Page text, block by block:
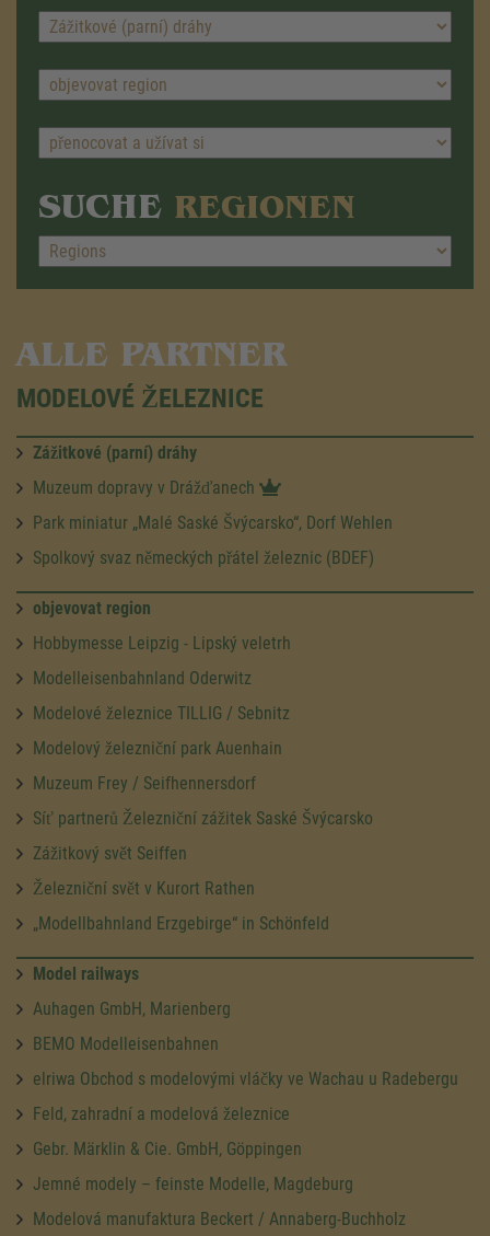
SUCHE REGIONEN
ALLE PARTNER
MODELOVÉ ŽELEZNICE
Zážitkové (parní) dráhy
Muzeum dopravy v Drážďanech
Park miniatur „Malé Saské Švýcarsko“, Dorf Wehlen
Spolkový svaz německých přátel železnic (BDEF)
objevovat region
Hobbymesse Leipzig - Lipský veletrh
Modelleisenbahnland Oderwitz
Modelové železnice TILLIG / Sebnitz
Modelový železniční park Auenhain
Muzeum Frey / Seifhennersdorf
Síť partnerů Železniční zážitek Saské Švýcarsko
Zážitkový svět Seiffen
Železniční svět v Kurort Rathen
„Modellbahnland Erzgebirge“ in Schönfeld
Model railways
Auhagen GmbH, Marienberg
BEMO Modelleisenbahnen
elriwa Obchod s modelovými vláčky ve Wachau u Radebergu
Feld, zahradní a modelová železnice
Gebr. Märklin & Cie. GmbH, Göppingen
Jemné modely – feinste Modelle, Magdeburg
Modelová manufaktura Beckert / Annaberg-Buchholz